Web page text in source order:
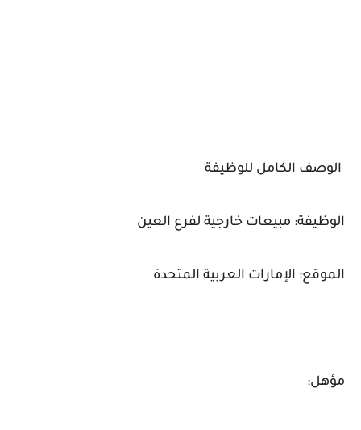
الوصف الكامل للوظيفة
الوظيفة: مبيعات خارجية لفرع العين
الموقع: الإمارات العربية المتحدة
مؤهل: